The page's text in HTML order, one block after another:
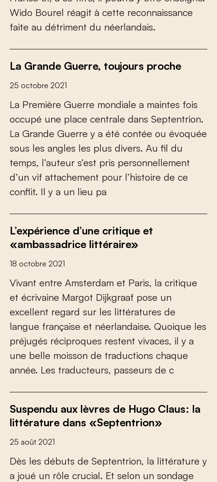
Wido Bourel réagit à cette reconnaissance
faite au détriment du néerlandais.
La Grande Guerre, toujours proche
25 octobre 2021
La Première Guerre mondiale a maintes fois
occupé une place centrale dans Septentrion.
La Grande Guerre y a été contée ou évoquée
sous les angles les plus divers. Au fil du
temps, l’auteur s’est pris personnellement
d’un vif attachement pour l’histoire de ce
conflit. Il y a un lieu pa
L’expérience d’une critique et
«ambassadrice littéraire»
18 octobre 2021
Vivant entre Amsterdam et Paris, la critique
et écrivaine Margot Dijkgraaf pose un
excellent regard sur les littératures de
langue française et néerlandaise. Quoique les
préjugés réciproques restent vivaces, il y a
une belle moisson de traductions chaque
année. Les traducteurs, passeurs de c
Suspendu aux lèvres de Hugo Claus: la
littérature dans «Septentrion»
25 août 2021
Dès les débuts de Septentrion, la littérature y
a joué un rôle crucial. Et selon un sondage